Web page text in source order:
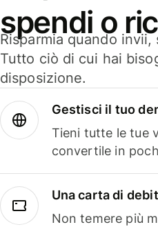
spendi o
Risparmia quando
Tutto ciò di cui hai
disposizione.
Gestisci il tuo
Tieni tutte le tue
convertile in
Una carta di
Non temere più